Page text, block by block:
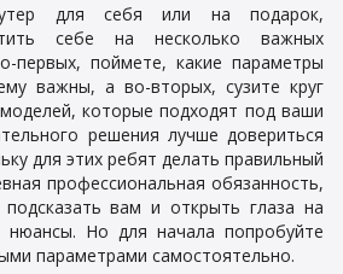
для себя или на подарок,
себе на несколько важных
первых, поймете, какие параметры
важны, а во-вторых, сузите круг
которые подходят под ваши
решения лучше довериться
для этих ребят делать правильный
профессиональная обязанность,
вам и открыть глаза на
нюансы. Но для начала попробуйте
параметрами самостоятельно.